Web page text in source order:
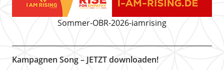
Sommer-OBR-2026-iamrising
Kampagnen Song – JETZT downloaden!